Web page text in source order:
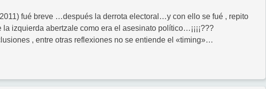
fué breve …después la derrota electoral…y con ello se fué , repito
izquierda abertzale como era el asesinato político…¡¡¡¡???
, entre otras reflexiones no se entiende el «timing»…